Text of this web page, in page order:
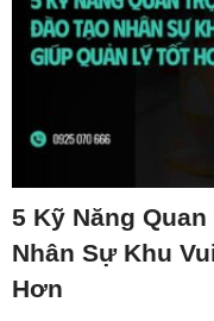
5 Kỹ Năng
Nhân Sự Khu
Hơn